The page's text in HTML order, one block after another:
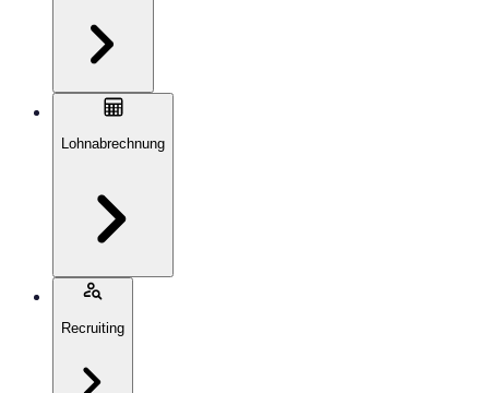
Lohnabrechnung
Recruiting